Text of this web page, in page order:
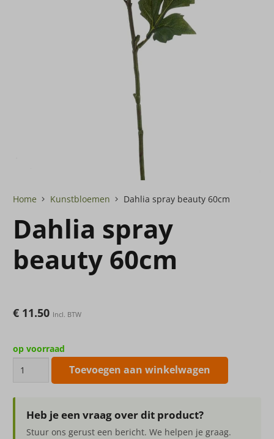
Home Kunstbloemen Dahlia spray beauty 60cm
Dahlia spray
beauty 60cm
€ 11.50 Incl. BTW
op voorraad
Dahlia
beauty
60cm
aantal
Toevoegen aan winkelwagen
Heb je een vraag over dit product?
Stuur ons gerust een bericht. We helpen je graag.